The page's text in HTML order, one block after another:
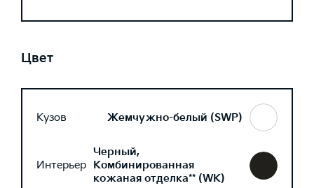
Цвет
Кузов Жемчужно-белый (SWP)
Интерьер
Черный,
Комбинированная
кожаная отделка** (WK)